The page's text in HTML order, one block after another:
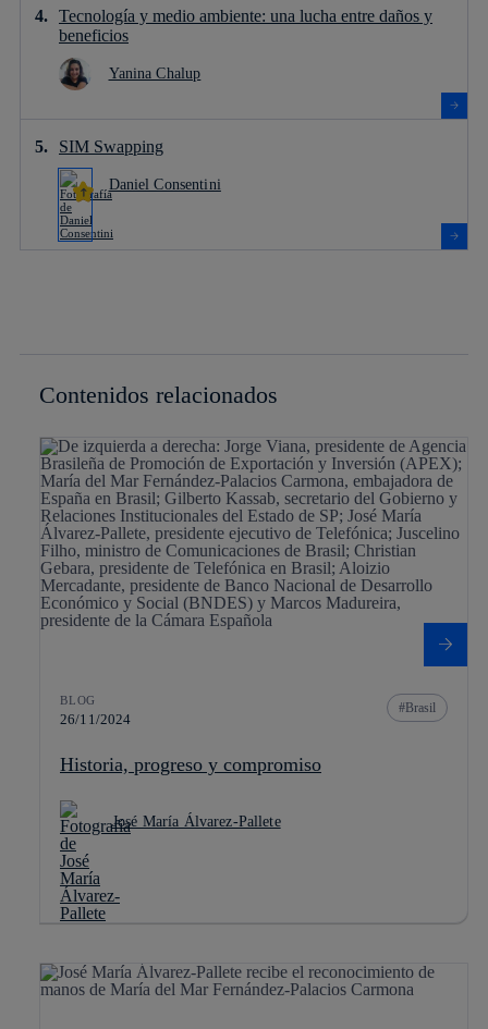
Tecnología y medio ambiente: una lucha entre daños y
beneficios
Yanina Chalup
SIM Swapping
Daniel Consentini
Contenidos relacionados
BLOG
26/11/2024
Brasil
Historia, progreso y compromiso
José María Álvarez-Pallete